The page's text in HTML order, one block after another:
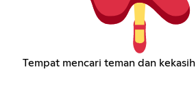
Tempat mencari teman dan kekasih